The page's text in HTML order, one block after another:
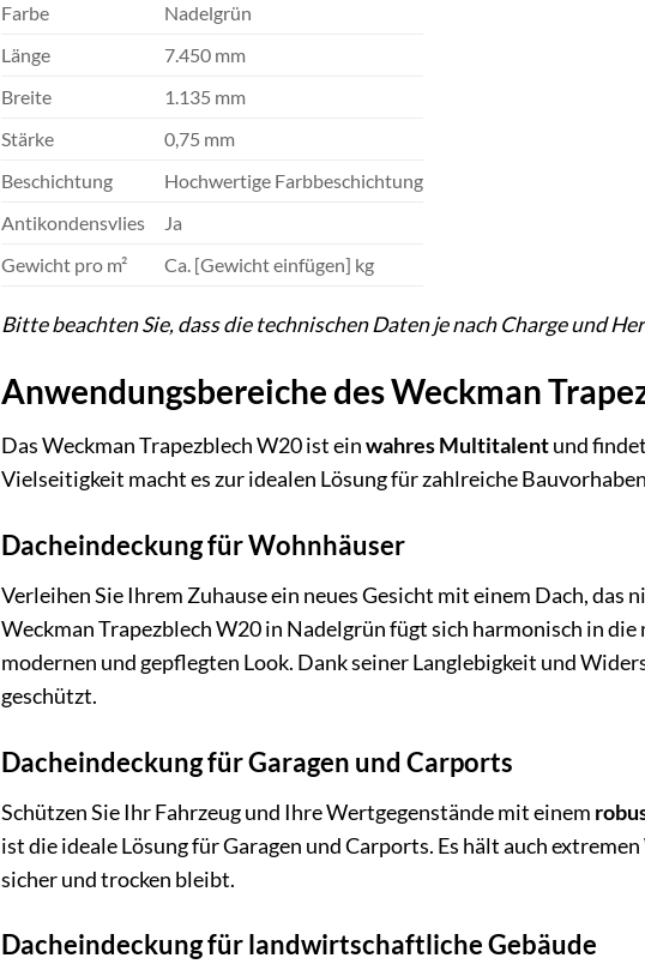
Farbe
Nadelgrün
Länge
7.450 mm
Breite
1.135 mm
Stärke
0,75 mm
Beschichtung
Hochwertige Farbbeschichtung
Antikondensvlies
Ja
Gewicht pro m²
Ca. [Gewicht einfügen] kg
Bitte beachten Sie, dass die technischen Daten je nach Charge und
Anwendungsbereiche des Weckman
Das Weckman Trapezblech W20 ist einwahres Multitalentund
Vielseitigkeit macht es zur idealen Lösung für zahlreiche
Dacheindeckung für Wohnhäuser
Verleihen Sie Ihrem Zuhause ein neues Gesicht mit einem Dach, das
Weckman Trapezblech W20 in Nadelgrün fügt sich harmonisch in
modernen und gepflegten Look. Dank seiner Langlebigkeit und
geschützt.
Dacheindeckung für Garagen und Carports
Schützen Sie Ihr Fahrzeug und Ihre Wertgegenstände mit einem
ist die ideale Lösung für Garagen und Carports. Es hält auch
sicher und trocken bleibt.
Dacheindeckung für landwirtschaftliche Gebäude